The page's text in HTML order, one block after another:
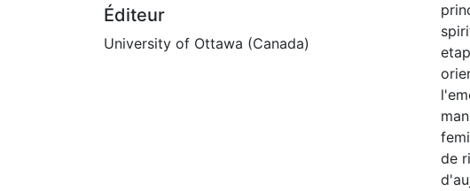
Éditeur
University of Ottawa (Canada)
de